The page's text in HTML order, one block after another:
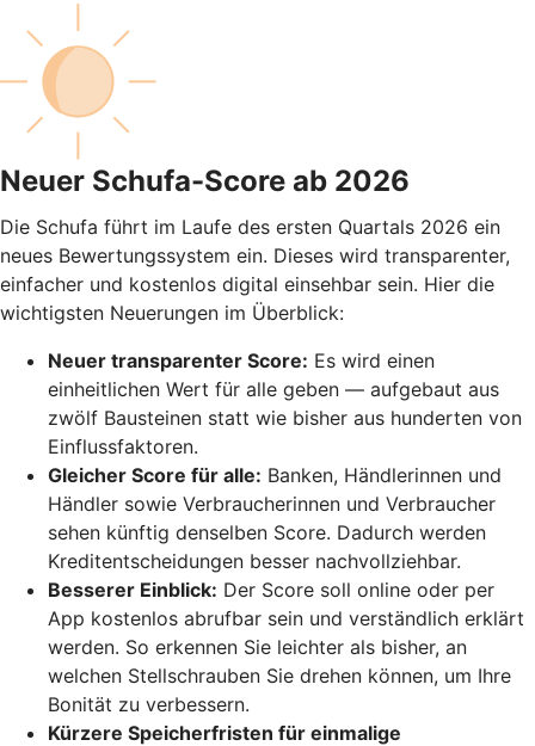
Neuer Schufa-Score ab 2026
Die Schufa führt im Laufe des ersten Quartals 2026 ein
neues Bewertungssystem ein. Dieses wird transparenter,
einfacher und kostenlos digital einsehbar sein. Hier die
wichtigsten Neuerungen im Überblick:
Neuer transparenter Score: Es wird einen
einheitlichen Wert für alle geben — aufgebaut aus
zwölf Bausteinen statt wie bisher aus hunderten von
Einflussfaktoren.
Gleicher Score für alle: Banken, Händlerinnen und
Händler sowie Verbraucherinnen und Verbraucher
sehen künftig denselben Score. Dadurch werden
Kreditentscheidungen besser nachvollziehbar.
Besserer Einblick: Der Score soll online oder per
App kostenlos abrufbar sein und verständlich erklärt
werden. So erkennen Sie leichter als bisher, an
welchen Stellschrauben Sie drehen können, um Ihre
Bonität zu verbessern.
Kürzere Speicherfristen für einmalige